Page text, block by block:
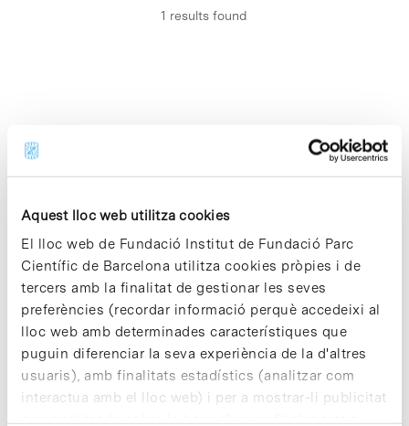
Aquest lloc web utilitza cookies
El lloc web de Fundació Institut de Fundació Parc
Científic de Barcelona utilitza cookies pròpies i de
tercers amb la finalitat de gestionar les seves
preferències (recordar informació perquè accedeixi al
lloc web amb determinades característiques que
puguin diferenciar la seva experiència de la d'altres
usuaris), amb finalitats estadístics (analitzar com
interactua amb el lloc web) i per a mostrar-li publicitat
personalitzada sobre la base d'un perfil elaborat a
1 results found
El Parc Científic de Barcelona
publica el llibre de Tarifes 2014
Com a continuació de la política
iniciada ara fa uns mesos amb l’objectiu
de millorar la visibilitat de les seves
tarifes en un marc de transparència, el
Parc Científic de Barcelona (PCB) ha
publicat el llibre de Tarifes 2014 on es
recullen els preus dels lloguers, dels
serveis científics i tecnològics i de la
resta de serveis que el PCB posa a
l’abast de tots els seus clients i usuaris.